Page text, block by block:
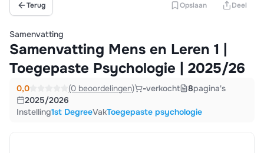
Terug Opslaan Deel
Samenvatting
Samenvatting Mens en Leren 1 |
Toegepaste Psychologie | 2025/26
0,0 (0 beoordelingen) -verkocht 8pagina's
2025/2026
Instelling1st DegreeVakToegepaste psychologie